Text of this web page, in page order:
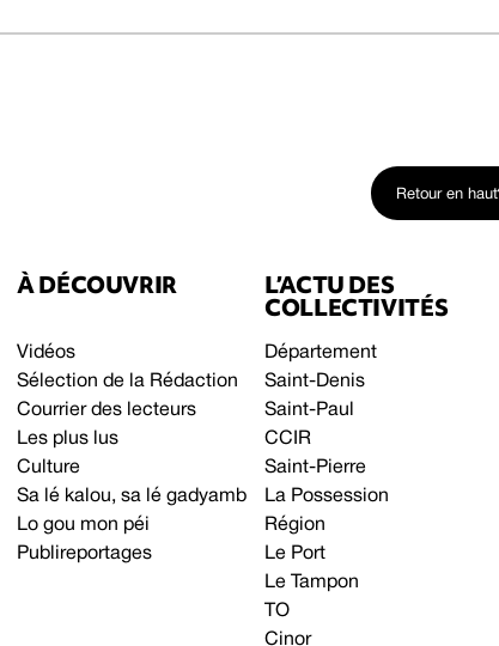
Retour en haut
À DÉCOUVRIR
Vidéos
Sélection de la Rédaction
Courrier des lecteurs
Les plus lus
Culture
Sa lé kalou, sa lé gadyamb
Lo gou mon péi
Publireportages
L’ACTU DES
COLLECTIVITÉS
Département
Saint-Denis
Saint-Paul
CCIR
Saint-Pierre
La Possession
Région
Le Port
Le Tampon
TO
Cinor